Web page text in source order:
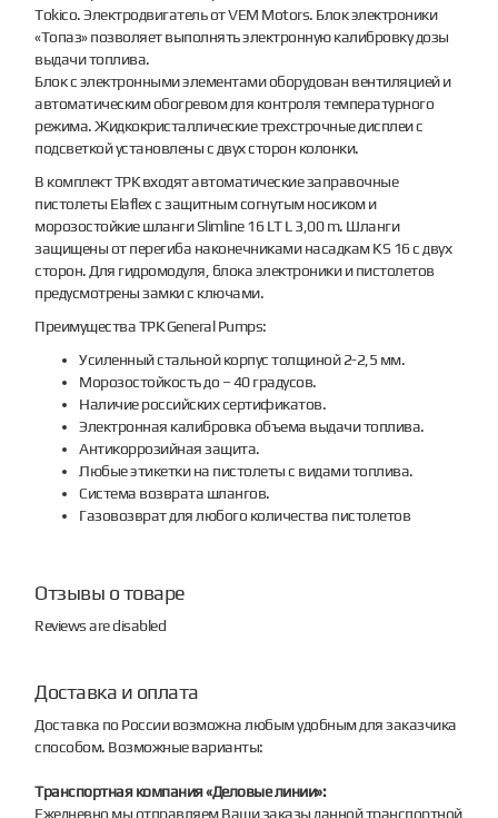
Tokico. Электродвигатель от VEM Motors. Блок электроники
«Топаз» позволяет выполнять электронную калибровку дозы
выдачи топлива.
Блок с электронными элементами оборудован вентиляцией и
автоматическим обогревом для контроля температурного
режима. Жидкокристаллические трехстрочные дисплеи с
подсветкой установлены с двух сторон колонки.
В комплект ТРК входят автоматические заправочные
пистолеты Elaflex с защитным согнутым носиком и
морозостойкие шланги Slimline 16 LT L 3,00 m. Шланги
защищены от перегиба наконечниками насадкам KS 16 с двух
сторон. Для гидромодуля, блока электроники и пистолетов
предусмотрены замки с ключами.
Преимущества ТРК General Pumps:
Усиленный стальной корпус толщиной 2-2,5 мм.
Морозостойкость до – 40 градусов.
Наличие российских сертификатов.
Электронная калибровка объема выдачи топлива.
Антикоррозийная защита.
Любые этикетки на пистолеты с видами топлива.
Система возврата шлангов.
Газовозврат для любого количества пистолетов
Отзывы о товаре
Reviews are disabled
Доставка и оплата
Доставка по России возможна любым удобным для заказчика
способом. Возможные варианты:
Транспортная компания «Деловые линии»:
Ежедневно мы отправляем Ваши заказы данной транспортной